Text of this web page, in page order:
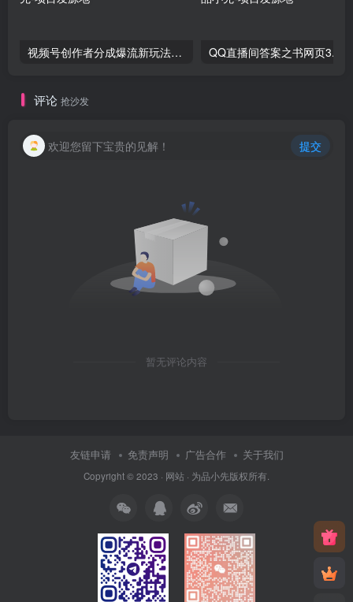
视频号创作者分成爆流新玩法，团队新出玩法，单作品收益几百+，小白可做！-品小先项目发源地
评论 抢沙发
欢迎您留下宝贵的见解！ 提交
暂无评论内容
友链申请 免责声明 广告合作 关于我们
Copyright © 2023 · 网站 · 为品小先版权所有.